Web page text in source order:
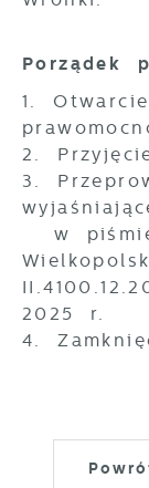
Porządek
1.
2.
3.
w piśmie
2025 r.
4.
w formie
gwarantuje
podstawie
Twoich
witryny
mogą
trzecich
partnerami
Firmy te
postaci
mediów
Więcej